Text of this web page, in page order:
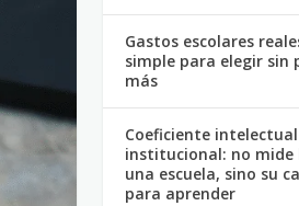
Gastos escolares
simple para elegir sin
más
Coeficiente intelectual
institucional: no mide
una escuela, sino su
para aprender